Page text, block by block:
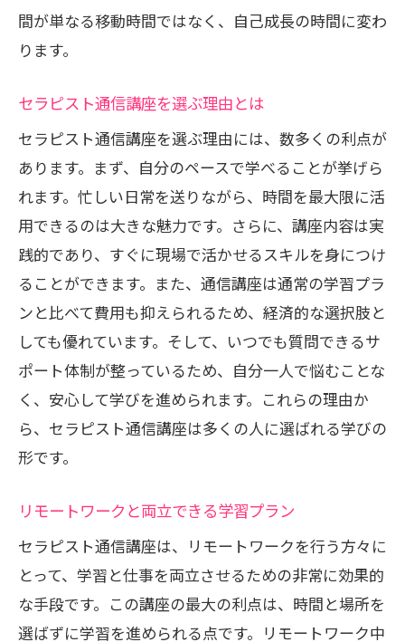
間が単なる移動時間ではなく、自己成長の時間に変わ
ります。
セラピスト通信講座を選ぶ理由とは
セラピスト通信講座を選ぶ理由には、数多くの利点が
あります。まず、自分のペースで学べることが挙げら
れます。忙しい日常を送りながら、時間を最大限に活
用できるのは大きな魅力です。さらに、講座内容は実
践的であり、すぐに現場で活かせるスキルを身につけ
ることができます。また、通信講座は通常の学習プラ
ンと比べて費用も抑えられるため、経済的な選択肢と
しても優れています。そして、いつでも質問できるサ
ポート体制が整っているため、自分一人で悩むことな
く、安心して学びを進められます。これらの理由か
ら、セラピスト通信講座は多くの人に選ばれる学びの
形です。
リモートワークと両立できる学習プラン
セラピスト通信講座は、リモートワークを行う方々に
とって、学習と仕事を両立させるための非常に効果的
な手段です。この講座の最大の利点は、時間と場所を
選ばずに学習を進められる点です。リモートワーク中